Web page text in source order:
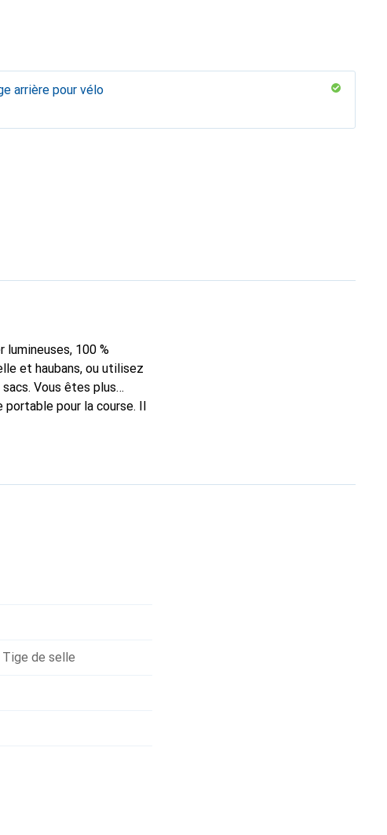
arrière pour vélo
lumineuses, 100 %
et haubans, ou utilisez
Vous êtes plus
portable pour la course. Il
20 heures en mode
Tige de selle